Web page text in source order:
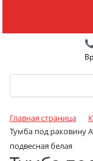
Главная страница
Тумба под раковину
подвесная белая